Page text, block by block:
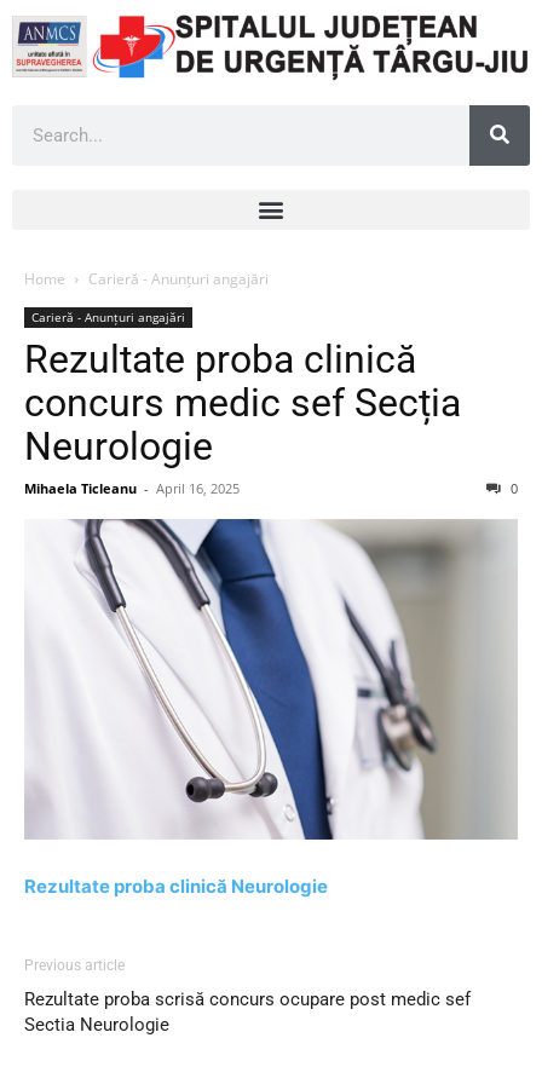
Home Carieră - Anunțuri angajări
Carieră - Anunțuri angajări
Rezultate proba clinică
concurs medic sef Secția
Neurologie
Mihaela Ticleanu - April 16, 2025 0
Rezultate proba clinică Neurologie
Previous article
Rezultate proba scrisă concurs ocupare post medic sef
Sectia Neurologie